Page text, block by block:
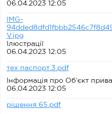
06.04.2023 12:05
IMG-
V.jpg
Ілюстрації
06.04.2023 12:05
тех паспорт.3.pdf
Інформація про Об’єкт
06.04.2023 12:05
рішення 65.pdf